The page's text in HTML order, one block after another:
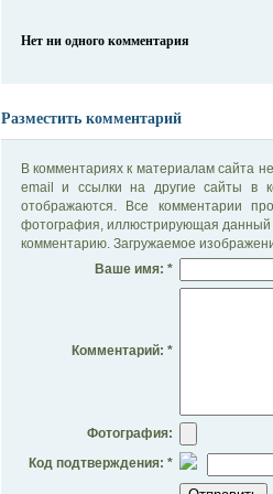
Нет ни одного комментария
Разместить комментарий
В комментариях к материалам сайта
email и ссылки на другие сайты в
отображаются. Все комментарии
фотография, иллюстрирующая данный
комментарию. Загружаемое
Ваше имя: *
Комментарий: *
Фотография:
Код подтверждения: *